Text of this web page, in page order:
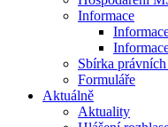
Informace
Sbírka
Formuláře
Aktuálně
Aktuality